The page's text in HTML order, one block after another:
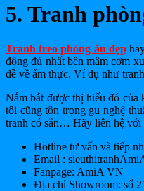
5. Tranh
Tranh treo phòng ăn đẹp
đông đủ nhất bên mâm cơm
đề về ẩm thực. Ví dụ như
Nắm bắt được thị hiếu đó của
tôi cũng tôn trọng gu nghệ
tranh có sẵn… Hãy liên hệ với
Hotline tư vấn và tiếp
Email :
Fanpage: AmiA VN
Địa chỉ Showroom: số